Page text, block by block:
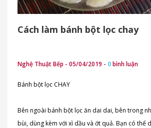
Cách làm bánh bột lọc chay
Nghệ Thuật Bếp - 05/04/2019 - 0bình luận
Bánh bột lọc CHAY
Bên ngoài bánh bột lọc ăn dai dai, bên trong
bùi, dùng kèm với xì dầu và ớt quả. Bạn có thể